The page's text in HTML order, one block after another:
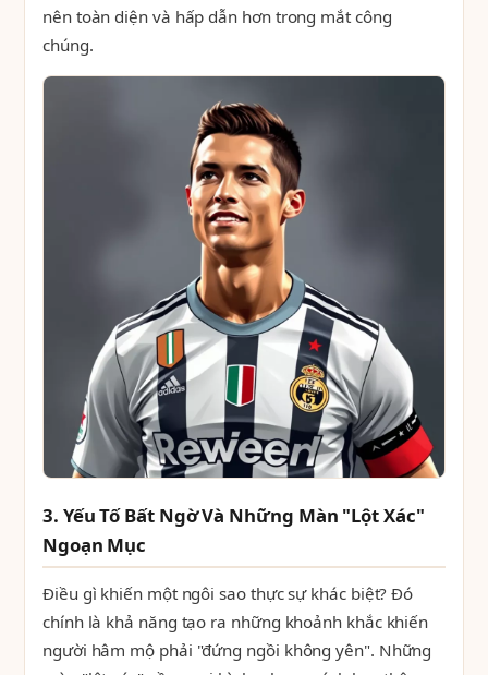
nên toàn diện và hấp dẫn hơn trong mắt công
chúng.
3. Yếu Tố Bất Ngờ Và Những Màn "Lột Xác"
Ngoạn Mục
Điều gì khiến một ngôi sao thực sự khác biệt? Đó
chính là khả năng tạo ra những khoảnh khắc khiến
người hâm mộ phải "đứng ngồi không yên". Những